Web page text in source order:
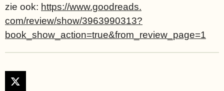
zie ook: https://www.goodreads.
com/review/show/3963990313?
book_show_action=true&from_review_page=1
X